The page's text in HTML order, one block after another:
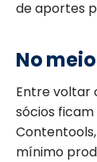
de aportes
No
Entre voltar
sócios ficam
mínimo